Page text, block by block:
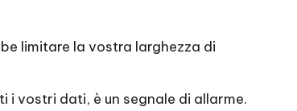
limitare la vostra larghezza di
i vostri dati, è un segnale di allarme.